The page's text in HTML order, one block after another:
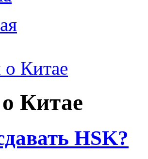
о Китае
Китае
HSK?